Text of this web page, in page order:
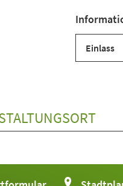
Einlass